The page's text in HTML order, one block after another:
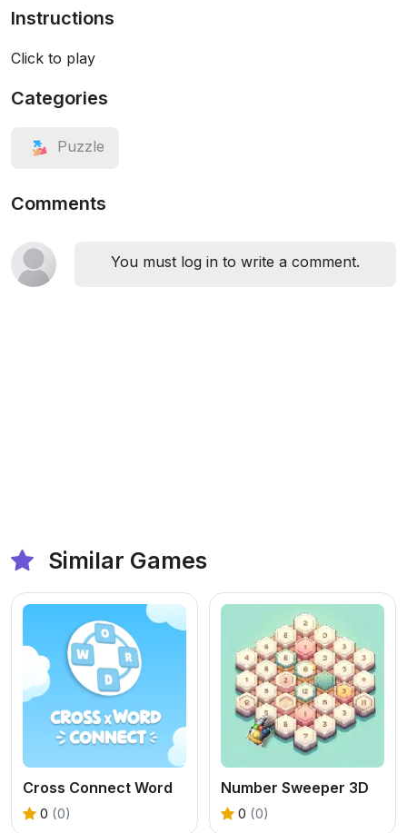
Instructions
Click to play
Categories
Puzzle
Comments
You must log in to write a comment.
Similar Games
Cross Connect Word
0 (0)
Number Sweeper 3D
0 (0)